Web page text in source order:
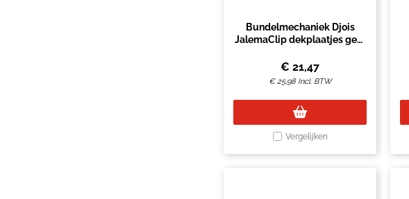
Bundelmechaniek Djois
JalemaClip dekplaatjes geel
€ 21,47
€25,98 Incl. BTW
Vergelijken